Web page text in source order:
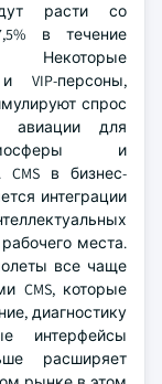
расти со
в течение
Некоторые
VIP-персоны,
спрос
авиации для
и
CMS в бизнес-
интеграции
места.
все чаще
CMS, которые
диагностику
интерфейсы
расширяет